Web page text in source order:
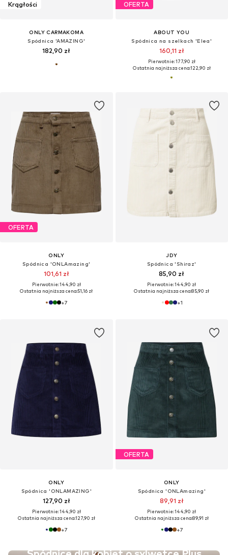
Krągłości
ONLY CARMAKOMA
Spódnica 'AMAZING'
182,90 zł
OFERTA
ABOUT YOU
Spódnica na szelkach 'Elea'
160,11 zł
Pierwotnie: 177,90 zł
Ostatnia najniższa cena:122,90 zł
OFERTA
ONLY
Spódnica 'ONLAmazing'
101,61 zł
Pierwotnie: 144,90 zł
Ostatnia najniższa cena:51,16 zł
+7
JDY
Spódnica 'Shiraz'
85,90 zł
Pierwotnie: 144,90 zł
Ostatnia najniższa cena:85,90 zł
+1
ONLY
Spódnica 'ONLAMAZING'
127,90 zł
Pierwotnie: 144,90 zł
Ostatnia najniższa cena:127,90 zł
+7
OFERTA
ONLY
Spódnica 'ONLAmazing'
89,91 zł
Pierwotnie: 144,90 zł
Ostatnia najniższa cena:89,91 zł
+7